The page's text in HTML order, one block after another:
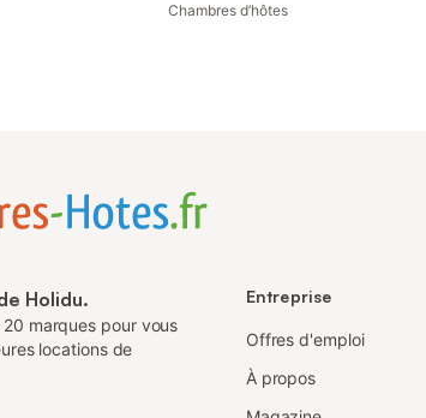
Chambres d’hôtes
Holidu.
marques pour vous
locations de
Entreprise
Offres d'emploi
À propos